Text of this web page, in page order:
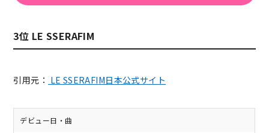
3位 LE SSERAFIM
引用元： LE SSERAFIM日本公式サイト
デビュー日・曲